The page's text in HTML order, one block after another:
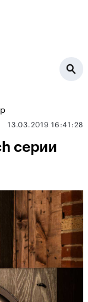
13.03.2019 16:41:28
серии